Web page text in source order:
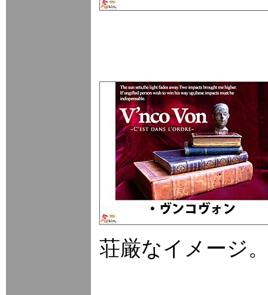
荘厳なイメージ